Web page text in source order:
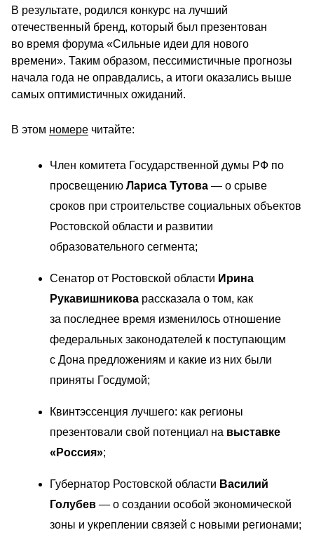
В результате, родился конкурс на лучший
отечественный бренд, который был презентован
во время форума «Сильные идеи для нового
времени». Таким образом, пессимистичные прогнозы
начала года не оправдались, а итоги оказались выше
самых оптимистичных ожиданий.
В этом номере читайте:
Член комитета Государственной думы РФ по
просвещению Лариса Тутова — о срыве
сроков при строительстве социальных объектов
Ростовской области и развитии
образовательного сегмента;
Сенатор от Ростовской области Ирина
Рукавишникова рассказала о том, как
за последнее время изменилось отношение
федеральных законодателей к поступающим
с Дона предложениям и какие из них были
приняты Госдумой;
Квинтэссенция лучшего: как регионы
презентовали свой потенциал на выставке
«Россия»;
Губернатор Ростовской области Василий
Голубев — о создании особой экономической